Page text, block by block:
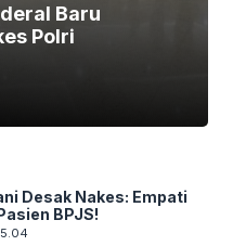
Baru
Polri
Desak Nakes: Empati
BPJS!